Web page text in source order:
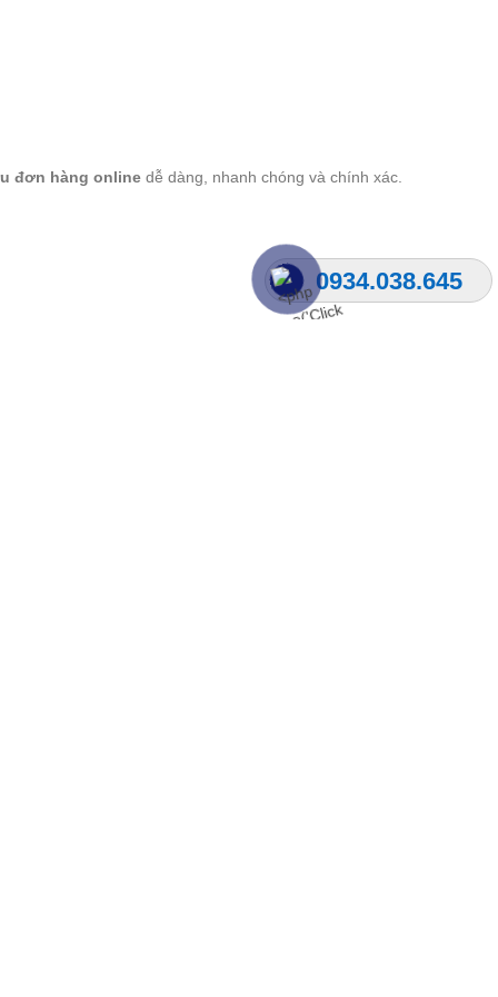
0934.038.645
đơn hàng online dễ dàng, nhanh chóng và chính xác.